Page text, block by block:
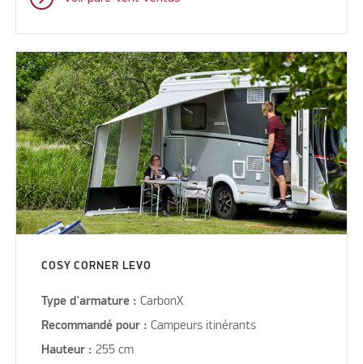
COSY CORNER LEVO
Type d'armature : CarbonX
Recommandé pour :Campeurs itinérants
Hauteur :255 cm